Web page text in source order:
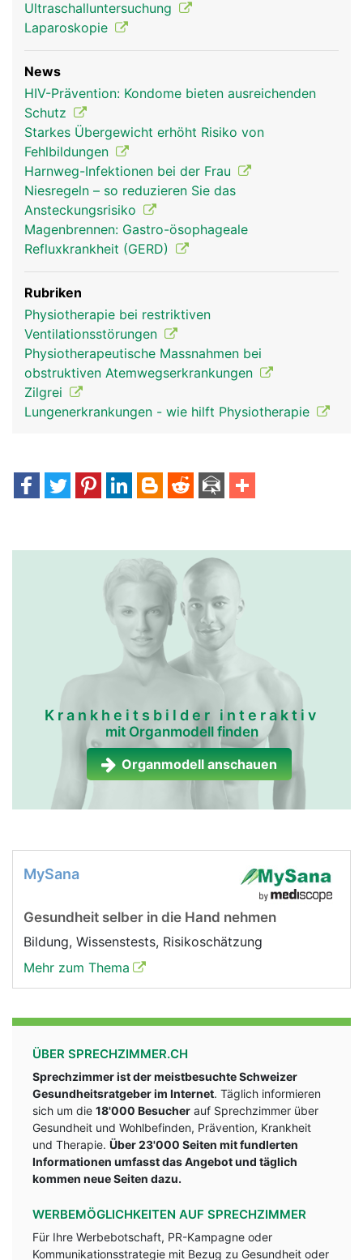
Ultraschalluntersuchung
Laparoskopie
News
HIV-Prävention: Kondome bieten ausreichenden
Schutz
Starkes Übergewicht erhöht Risiko von
Fehlbildungen
Harnweg-Infektionen bei der Frau
Niesregeln – so reduzieren Sie das
Ansteckungsrisiko
Magenbrennen: Gastro-ösophageale
Refluxkrankheit (GERD)
Rubriken
Physiotherapie bei restriktiven
Ventilationsstörungen
Physiotherapeutische Massnahmen bei
obstruktiven Atemwegserkrankungen
Zilgrei
Lungenerkrankungen - wie hilft Physiotherapie
Krankheitsbilder interaktiv
mit Organmodell finden
Organmodell anschauen
MySana
Gesundheit selber in die Hand nehmen
Bildung, Wissenstests, Risikoschätzung
Mehr zum Thema
ÜBER SPRECHZIMMER.CH
Sprechzimmer ist der meistbesuchte Schweizer
Gesundheitsratgeber im Internet. Täglich informieren
sich um die 18'000 Besucher auf Sprechzimmer über
Gesundheit und Wohlbefinden, Prävention, Krankheit
und Therapie. Über 23'000 Seiten mit fundlerten
Informationen umfasst das Angebot und täglich
kommen neue Seiten dazu.
WERBEMÖGLICHKEITEN AUF SPRECHZIMMER
Für Ihre Werbebotschaft, PR-Kampagne oder
Kommunikationsstrategie mit Bezug zu Gesundheit oder